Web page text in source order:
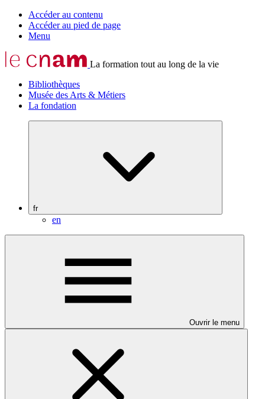
Accéder au contenu
Accéder au pied de page
Menu
La formation tout au long de la vie
Bibliothèques
Musée des Arts & Métiers
La fondation
fr
en
Ouvrir le menu